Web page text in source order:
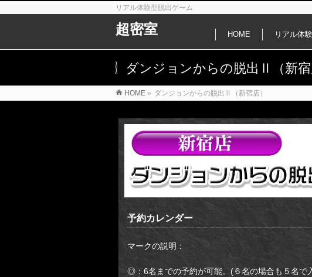
リアル体験型脱出ゲーム
超密室 HOME リアル体
ダンジョンからの脱出Ⅱ（新宿
HOME » ダンジョンからの脱出Ⅱ（新宿店）
予約カレンダー
マークの説明：
◎：6名までの予約が可能。(６名の場合も５名で